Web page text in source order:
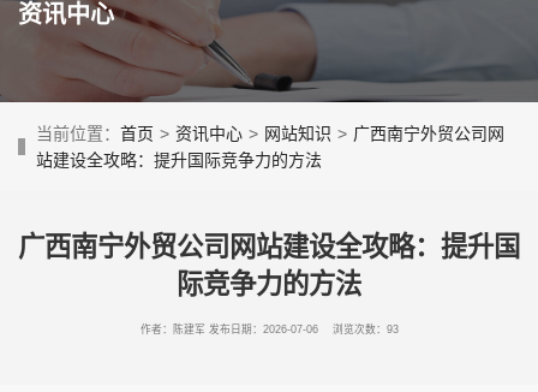
资讯中心
当前位置： 首页 > 资讯中心 > 网站知识 > 广西南宁外贸公司网
站建设全攻略：提升国际竞争力的方法
广西南宁外贸公司网站建设全攻略：提升国
际竞争力的方法
作者：陈建军 发布日期：2026-07-06 浏览次数：93